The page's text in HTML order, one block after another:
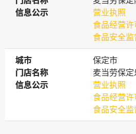
信息公示
信息公示
营业执照
食品经营许
食品安全
城市
城市
保定市
门店名称
门店名称
麦当劳保
信息公示
信息公示
营业执照
食品经营许
食品安全